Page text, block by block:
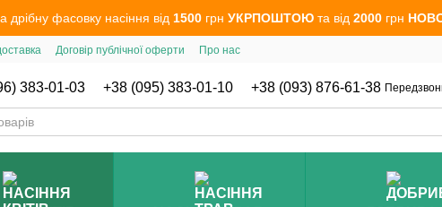
дрібну фасовку насіння від 1500грн УКРПОШТОЮта від 2000грн
Договір публічної оферти Про нас
383-01-03 +38 (095) 383-01-10 +38 (093) 876-61-38